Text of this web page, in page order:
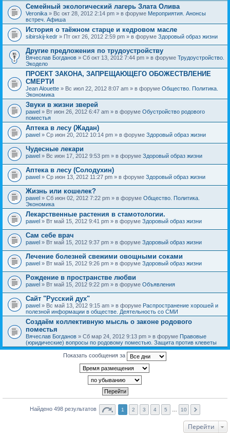
Семейный экологический лагерь Злата Олива
Veronika » Вс окт 28, 2012 2:14 pm » в форуме Мероприятия. Анонсы
встреч. Афиша
История о таёжном старце и кедровом масле
sibirskij-kedr » Пт окт 26, 2012 2:59 pm » в форуме Здоровый образ жизни
Другие предложения по трудоустройству
Вячеслав Богданов » Сб окт 13, 2012 7:44 pm » в форуме Трудоустройство.
Экодело
ПРОЕКТ ЗАКОНА, ЗАПРЕЩАЮЩЕГО ОБОЖЕСТВЛЕНИЕ
СМЕРТИ
Jean Alouette » Вс июл 22, 2012 8:07 am » в форуме Общество. Политика.
Экономика
Звуки в жизни зверей
pawel » Вт июн 26, 2012 6:47 am » в форуме Обустройство родового
поместья
Аптека в лесу (Жадан)
pawel » Ср июн 20, 2012 10:14 pm » в форуме Здоровый образ жизни
Чудесные лекари
pawel » Вс июн 17, 2012 9:53 pm » в форуме Здоровый образ жизни
Аптека в лесу (Солодухин)
pawel » Ср июн 13, 2012 11:27 pm » в форуме Здоровый образ жизни
Жизнь или кошелек?
pawel » Сб июн 02, 2012 7:22 pm » в форуме Общество. Политика.
Экономика
Лекарственные растения в стамотологии.
pawel » Вт май 15, 2012 9:41 pm » в форуме Здоровый образ жизни
Сам себе врач
pawel » Вт май 15, 2012 9:37 pm » в форуме Здоровый образ жизни
Лечение болезней свежими овощными соками
pawel » Вт май 15, 2012 9:26 pm » в форуме Здоровый образ жизни
Рождение в пространстве любви
pawel » Вт май 15, 2012 9:22 pm » в форуме Объявления
Сайт "Русский дух"
pawel » Вс май 13, 2012 9:15 am » в форуме Распространение хорошей и
полезной информации в обществе. Деятельность со СМИ
Создаём коллективную мысль о законе родового
поместья
Вячеслав Богданов » Сб мар 24, 2012 9:13 pm » в форуме Правовые
(юридические) вопросы по родовому поместью. Защита против клеветы
Показать сообщения за
Найдено 498 результатов 1 2 3 4 5 10
Перейти